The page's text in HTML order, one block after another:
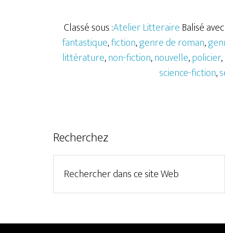
Classé sous :Atelier LitteraireBalisé
fantastique,fiction,genre de roman,
littérature,non-fiction,nouvelle,policier,
science-fiction,
Recherchez